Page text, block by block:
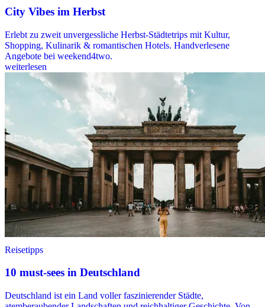
City Vibes im Herbst
Erlebt zu zweit unvergessliche Herbst-Städtetrips mit Kultur,
Shopping, Kulinarik & romantischen Hotels. Handverlesene
Angebote bei weekend4two.
weiterlesen
Reisetipps
10 must-sees in Deutschland
Deutschland ist ein Land voller faszinierender Städte,